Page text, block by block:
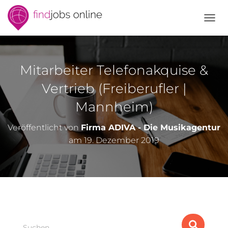
A
I
M
S
C
H
Mitarbeiter Telefonakquise &
Vertrieb (Freiberufler |
Mannheim)
Veröffentlicht von Firma ADIVA - Die Musikagentur
am19. Dezember 2019
S